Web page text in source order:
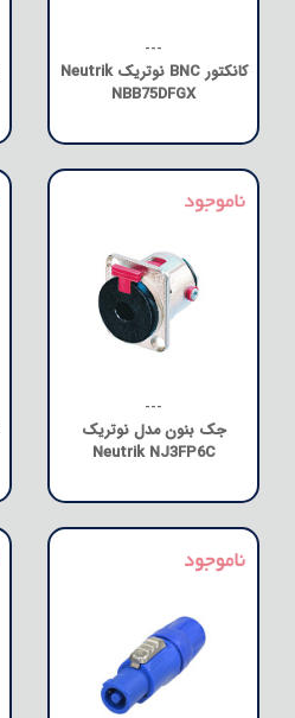
---
کانکتور BNC نوتریک Neutrik
NBB75DFGX
---
جک بنون مدل نوتریک
Neutrik NJ3FP6C